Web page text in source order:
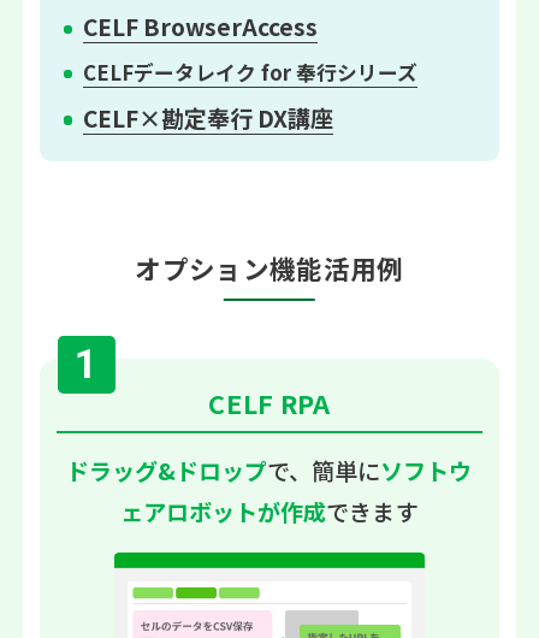
CELF BrowserAccess
CELFデータレイク for 奉行シリーズ
CELF×勘定奉行 DX講座
オプション機能活用例
1
CELF RPA
ドラッグ&ドロップで、簡単にソフトウ
ェアロボットが作成できます